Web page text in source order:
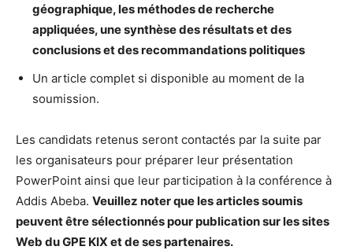
géographique, les méthodes de recherche
appliquées, une synthèse des résultats et des
conclusions et des recommandations politiques
Un article complet si disponible au moment de la
soumission.
Les candidats retenus seront contactés par la suite par
les organisateurs pour préparer leur présentation
PowerPoint ainsi que leur participation à la conférence à
Addis Abeba. Veuillez noter que les articles soumis
peuvent être sélectionnés pour publication sur les sites
Web du GPE KIX et de ses partenaires.